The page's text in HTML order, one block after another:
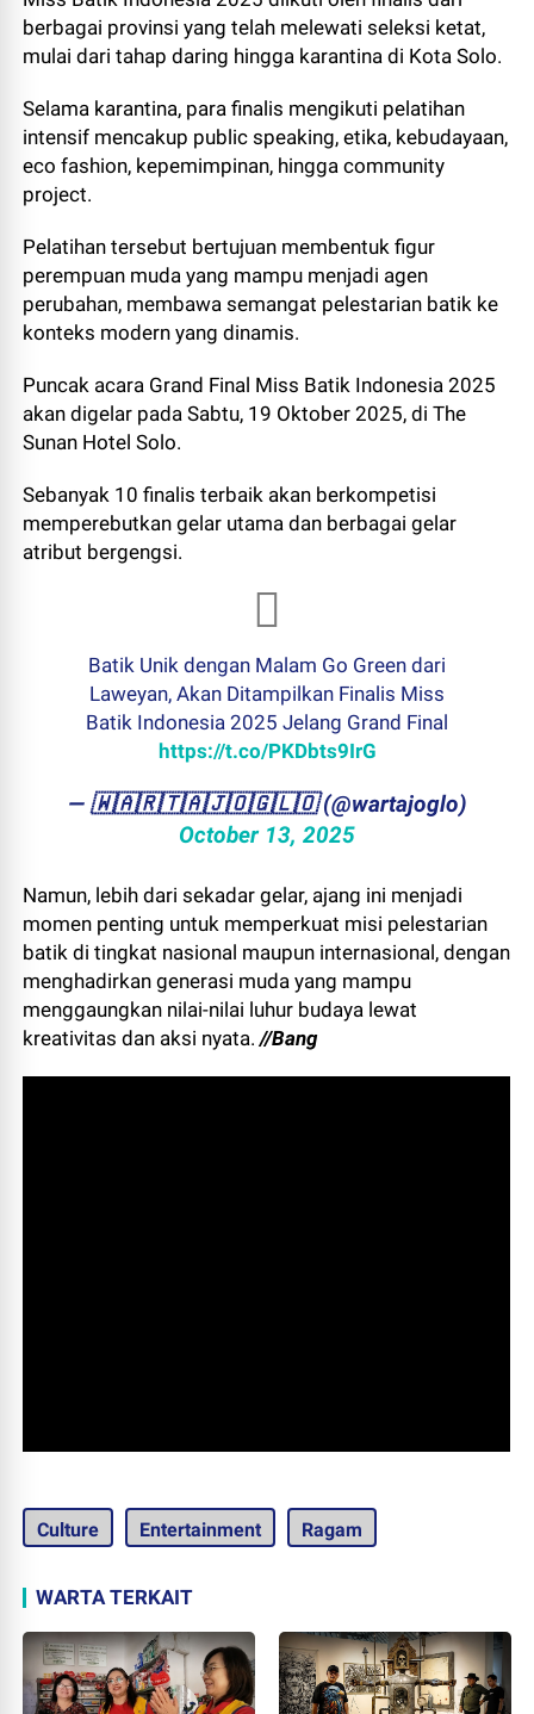
berbagai provinsi yang telah melewati seleksi ketat,
mulai dari tahap daring hingga karantina di Kota Solo.
Selama karantina, para finalis mengikuti pelatihan
intensif mencakup public speaking, etika, kebudayaan,
eco fashion, kepemimpinan, hingga community
project.
Pelatihan tersebut bertujuan membentuk figur
perempuan muda yang mampu menjadi agen
perubahan, membawa semangat pelestarian batik ke
konteks modern yang dinamis.
Puncak acara Grand Final Miss Batik Indonesia 2025
akan digelar pada Sabtu, 19 Oktober 2025, di The
Sunan Hotel Solo.
Sebanyak 10 finalis terbaik akan berkompetisi
memperebutkan gelar utama dan berbagai gelar
atribut bergengsi.
Batik Unik dengan Malam Go Green dari
Laweyan, Akan Ditampilkan Finalis Miss
Batik Indonesia 2025 Jelang Grand Final
https://t.co/PKDbts9IrG
— ​🇼​​🇦​​🇷​​🇹​​🇦​​🇯​​🇴​​🇬​​🇱​​🇴 (@wartajoglo)
October 13, 2025
Namun, lebih dari sekadar gelar, ajang ini menjadi
momen penting untuk memperkuat misi pelestarian
batik di tingkat nasional maupun internasional, dengan
menghadirkan generasi muda yang mampu
menggaungkan nilai-nilai luhur budaya lewat
kreativitas dan aksi nyata. //Bang
Culture Entertainment Ragam
WARTA TERKAIT